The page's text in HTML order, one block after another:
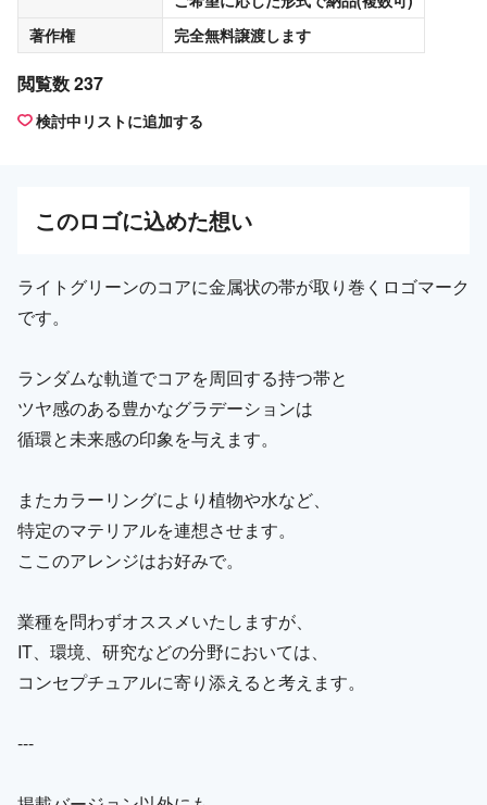
著作権
完全無料譲渡します
閲覧数 237
検討中リストに追加する
このロゴに込めた想い
ライトグリーンのコアに金属状の帯が取り巻くロゴマーク
です。
ランダムな軌道でコアを周回する持つ帯と
ツヤ感のある豊かなグラデーションは
循環と未来感の印象を与えます。
またカラーリングにより植物や水など、
特定のマテリアルを連想させます。
ここのアレンジはお好みで。
業種を問わずオススメいたしますが、
IT、環境、研究などの分野においては、
コンセプチュアルに寄り添えると考えます。
---